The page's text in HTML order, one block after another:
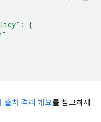
:
{
출처 격리 개요를 참고하세